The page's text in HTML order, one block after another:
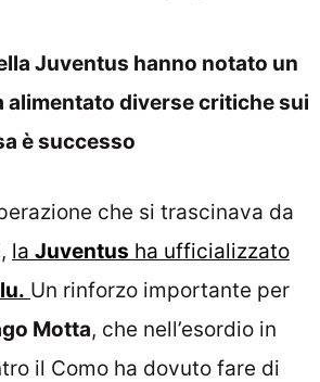
Juventus hanno notato un
alimentato diverse critiche sui
è successo
che si trascinava da
la Juventus ha ufficializzato
Un rinforzo importante per
Motta, che nell’esordio in
il Como ha dovuto fare di